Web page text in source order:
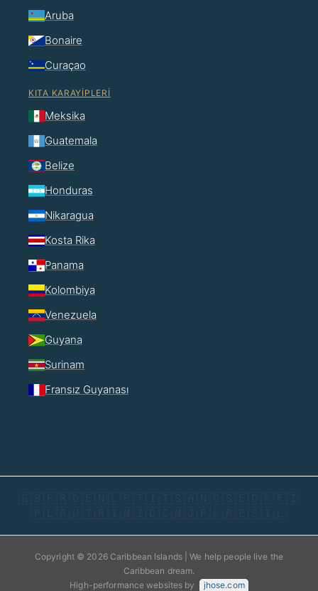
Aruba
Bonaire
Curaçao
KITA KARAYIPLERI
Meksika
Guatemala
Belize
Honduras
Nikaragua
Kosta Rika
Panama
Kolombiya
Venezuela
Guyana
Surinam
Fransız Guyanası
🇬🇧 🇫🇷 🇩🇪 🇳🇱 🇵🇹 🇮🇹 🇸🇦 🇳🇴 🇸🇪 🇩🇰 🇫🇮
🇵🇱 🇷🇺 🇹🇷 🇮🇳 🇮🇩 🇨🇳 🇯🇵 🇰🇷 🇪🇸 🇮🇱
Copyright © 2026 Caribbean Islands | We help people live the
Caribbean dream.
High-performance websites by
jhose.com